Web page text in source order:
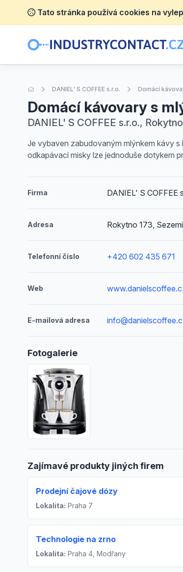
Tato stránka používá cookies na
Úvodní stránka
DANIEL' S COFFEE s.r.o. Domácí
Domácí kávovary s
DANIEL' S COFFEE s.r.o.,
Je vybaven zabudovaným mlýnkem kávy
odkapávací misky lze jednoduše dotykem
Firma DANIEL' S COFFEE
Adresa Rokytno 173,
Telefonní číslo +420 602 435 671
Web
E-mailová adresa
Fotogalerie
Zajímavé produkty jiných firem
Prodejní čajové dózy
Lokalita: Praha 7
Technologie na zrno
Lokalita: Praha 4, Modřany